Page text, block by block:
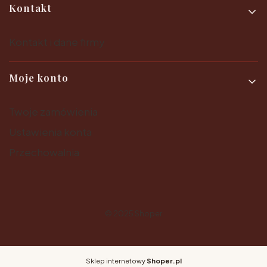
Kontakt
Moje konto
Sklep internetowy Shoper.pl